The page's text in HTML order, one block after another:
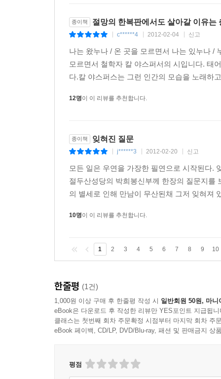
종이책 절망의 한복판에서도 살아갈 이유는
c******4 2012-02-04 신고
나는 왔누나 / 온 곳을 모르면서 나는 있누나 /
모르면서 철학자 칼 야스퍼서의 시입니다. 태
다.칼 야스퍼스는 그런 인간의 모습을 노래하
12명이 이 리뷰를 추천합니다.
종이책 잊혀진 질문
j******3 2012-02-20 신고
모든 일은 우연을 가장한 필연으로 시작된다.
절두산성당의 박희봉신부께 한장의 질문지를
의 별세로 인해 만남이 무산된채 그저 잊혀져
10명이 이 리뷰를 추천합니다.
1 2 3 4 5 6 7 8 9 10
한줄평 (1건)
1,000원 이상 구매 후 한줄평 작성 시 일반회원 50원, 마니
eBook은 다운로드 후 작성한 리뷰만 YES포인트 지급됩니
클래스는 첫번째 회차 주문확정 시점부터 마지막 회차 주
eBook 페이백, CD/LP, DVD/Blu-ray, 패션 및 판매금지 상
평점